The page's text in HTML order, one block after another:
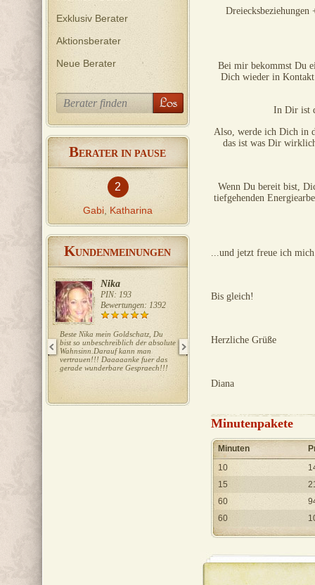
Exklusiv Berater
Aktionsberater
Neue Berater
BERATER IN PAUSE
2
Gabi Katharina
KUNDENMEINUNGEN
Nika
PIN: 193
Bewertungen: 1392
Beste Nika mein Goldschatz, Du
bist so unbeschreiblich der absolute
Wahnsinn.Darauf kann man
vertrauen!!! Daaaaanke fuer das
gerade wunderbare Gespraech!!!
PIN: 415
Danke Danke!!! LG T.
Bei mir bekommst Du
Dich wieder in Kontakt
In Dir ist
Also, werde ich Dich in
das ist was Dir
Wenn Du bereit bist,
tiefgehenden
...und jetzt freue ich
Bis gleich!
Herzliche Grüße
Diana
Minutenpakete
Minuten
10
15
60
60